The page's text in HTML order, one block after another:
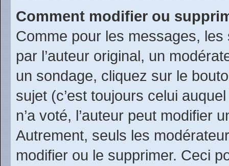
Comment modifier ou
Comme pour les messages,
par l’auteur original, un
un sondage, cliquez sur le
sujet (c’est toujours celui
n’a voté, l’auteur peut modifier
Autrement, seuls les
modifier ou le supprimer. Ceci